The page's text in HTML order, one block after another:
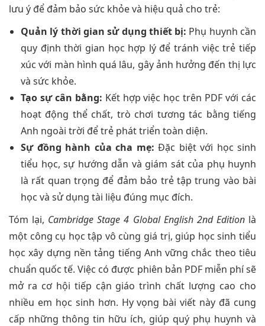
lưu ý để đảm bảo sức khỏe và hiệu quả cho trẻ:
Quản lý thời gian sử dụng thiết bị: Phụ huynh cần
quy định thời gian học hợp lý để tránh việc trẻ tiếp
xúc với màn hình quá lâu, gây ảnh hưởng đến thị lực
và sức khỏe.
Tạo sự cân bằng: Kết hợp việc học trên PDF với các
hoạt động thể chất, trò chơi tương tác bằng tiếng
Anh ngoài trời để trẻ phát triển toàn diện.
Sự đồng hành của cha mẹ: Đặc biệt với học sinh
tiểu học, sự hướng dẫn và giám sát của phụ huynh
là rất quan trọng để đảm bảo trẻ tập trung vào bài
học và sử dụng tài liệu đúng mục đích.
Tóm lại, Cambridge Stage 4 Global English 2nd Editionlà
một công cụ học tập vô cùng giá trị, giúp học sinh tiểu
học xây dựng nền tảng tiếng Anh vững chắc theo tiêu
chuẩn quốc tế. Việc có được phiên bản PDF miễn phí sẽ
mở ra cơ hội tiếp cận giáo trình chất lượng cao cho
nhiều em học sinh hơn. Hy vọng bài viết này đã cung
cấp những thông tin hữu ích, giúp quý phụ huynh và